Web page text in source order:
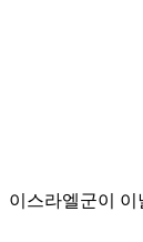
이스라엘군이